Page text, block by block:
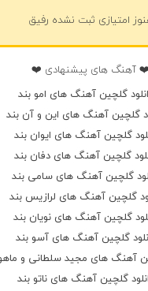
امتیازی ثبت نشده رفیق
❤️ آهنگ های پیشنهادی ❤️
گلچین آهنگ های امو بند
گلچین آهنگ های این و آن بند
گلچین آهنگ های ایوان بند
گلچین آهنگ های دفان بند
گلچین آهنگ های سامی بند
گلچین آهنگ های لرازیس بند
گلچین آهنگ های نویان بند
گلچین آهنگ های آسو بند
آهنگ های مجید سلطانی و
گلچین آهنگ های ناتو بند